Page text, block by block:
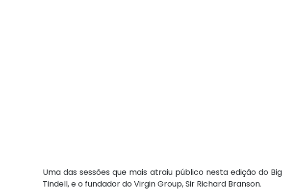
Uma das sessões que mais atraiu público nesta edição do
Tindell, e o fundador do Virgin Group, Sir Richard Branson.